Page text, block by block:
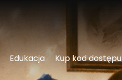
Edukacja Kup kod dostępu